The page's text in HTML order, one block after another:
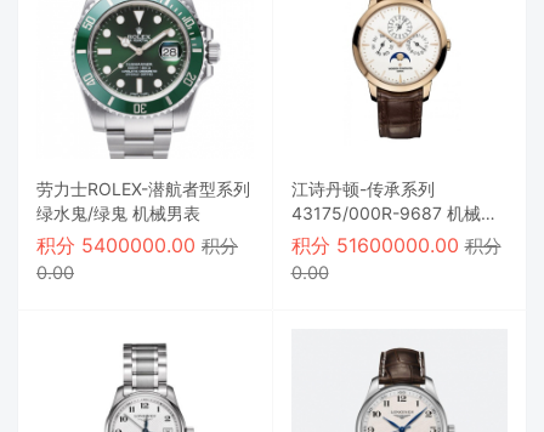
劳力士ROLEX-潜航者型系列
绿水鬼/绿鬼 机械男表
积分 5400000.00 积分
0.00
江诗丹顿-传承系列
43175/000R-9687 机械男
表
积分 51600000.00积分
0.00